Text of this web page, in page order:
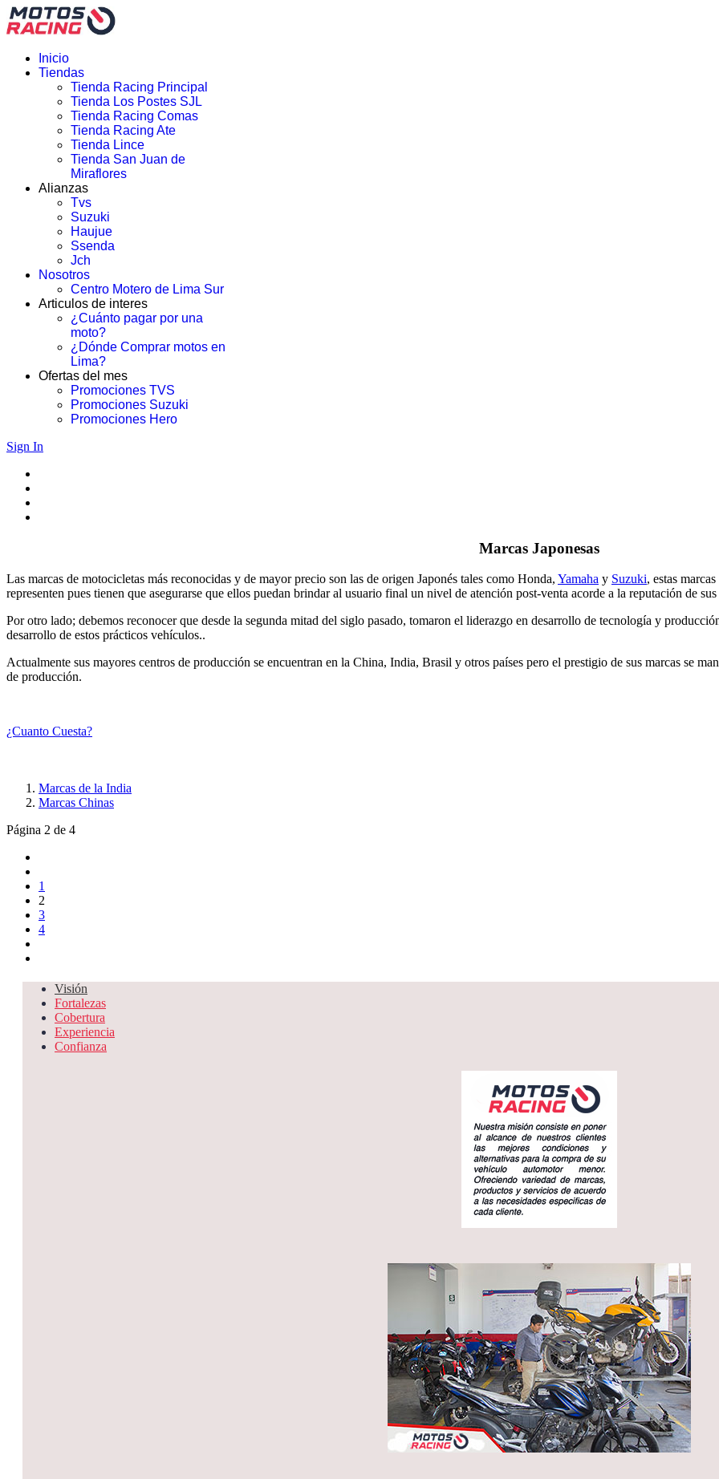
Inicio
Tiendas
Tienda Racing Principal
Tienda Los Postes SJL
Tienda Racing Comas
Tienda Racing Ate
Tienda Lince
Tienda San Juan de
Miraflores
Alianzas
Tvs
Suzuki
Haujue
Ssenda
Jch
Nosotros
Centro Motero de Lima Sur
Articulos de interes
¿Cuánto pagar por una
moto?
¿Dónde Comprar motos en
Lima?
Ofertas del mes
Promociones TVS
Promociones Suzuki
Promociones Hero
Sign In
Marcas Japonesas
Las marcas de motocicletas más reconocidas y de mayor precio son las de origen Japonés tales como Honda, Yamaha y Suzuki, estas
representen pues tienen que asegurarse que ellos puedan brindar al usuario final un nivel de atención post-venta acorde a la reputación de sus
Por otro lado; debemos reconocer que desde la segunda mitad del siglo pasado, tomaron el liderazgo en desarrollo de tecnología y
desarrollo de estos prácticos vehículos..
Actualmente sus mayores centros de producción se encuentran en la China, India, Brasil y otros países pero el prestigio de sus marcas se
de producción.
¿Cuanto Cuesta?
Marcas de la India
Marcas Chinas
Página 2 de 4
1
2
3
4
Visión
Fortalezas
Cobertura
Experiencia
Confianza